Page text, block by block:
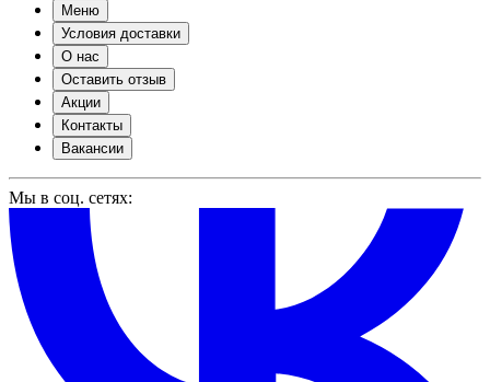
Меню
Условия доставки
О нас
Оставить отзыв
Акции
Контакты
Вакансии
Мы в соц. сетях: